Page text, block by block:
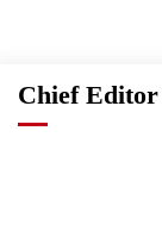
Chief Editor